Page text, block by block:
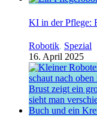
KI in der Pflege:
Robotik, Spezial
16. April 2025